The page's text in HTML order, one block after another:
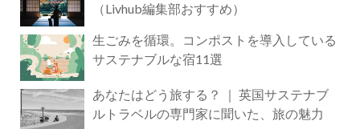
（Livhub編集部おすすめ）
生ごみを循環。コンポストを導入している
サステナブルな宿11選
あなたはどう旅する？ ｜ 英国サステナブ
ルトラベルの専門家に聞いた、旅の魅力